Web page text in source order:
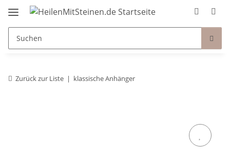
Zurück zur Liste klassische Anhänger